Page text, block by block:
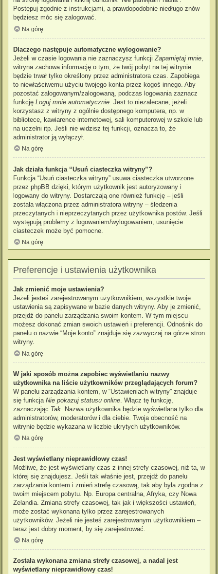
Postępuj zgodnie z instrukcjami, a prawdopodobnie niedługo znów
będziesz móc się zalogować.
Na górę
Dlaczego następuje automatyczne wylogowanie?
Jeżeli w czasie logowania nie zaznaczysz funkcji Zapamiętaj mnie
witryna zachowa informację o tym, że twój pobyt na tej witrynie
będzie trwał tylko określony przez administratora czas. Zapobiega
to niewłaściwemu użyciu twojego konta przez kogoś innego. Aby
pozostać zalogowanym/zalogowaną, podczas logowania zaznacz
funkcję Loguj mnie automatycznie . Jest to niezalecane, jeżeli
korzystasz z witryny z ogólnie dostępnego komputera, np. w
bibliotece, kawiarence internetowej, sali komputerowej w szkole lub
na uczelni itp. Jeśli nie widzisz tej funkcji, oznacza to, że
administrator ją wyłączył.
Na górę
Jak działa funkcja “Usuń ciasteczka witryny”?
Funkcja “Usuń ciasteczka witryny” usuwa ciasteczka utworzone
przez phpBB dzięki, którym użytkownik jest autoryzowany i
logowany do witryny. Dostarczają one również funkcję – jeśli
została włączona przez administratora witryny – śledzenia
przeczytanych i nieprzeczytanych przez użytkownika postów. Jeśli
występują problemy z logowaniem/wylogowaniem, usunięcie
ciasteczek może być pomocne.
Na górę
Preferencje i ustawienia użytkownika
Jak zmienić moje ustawienia?
Jeżeli jesteś zarejestrowanym użytkownikiem, wszystkie twoje
ustawienia są zapisywane w bazie danych witryny. Aby je zmienić,
przejdź do panelu zarządzania swoim kontem. W tym miejscu
możesz dokonać zmian swoich ustawień i preferencji. Odnośnik do
panelu o nazwie “Moje konto” znajduje się zazwyczaj na górze stron
witryny.
Na górę
W jaki sposób można zapobiec wyświetlaniu nazwy
użytkownika na liście użytkowników przeglądających forum?
W panelu zarządzania kontem, w “Ustawieniach witryny” znajduje
się funkcja Nie pokazuj statusu online . Włącz tę funkcję,
zaznaczając Tak . Nazwa użytkownika będzie wyświetlana tylko dla
administratorów, moderatorów i dla ciebie. Twoja obecność na
witrynie będzie wykazana w liczbie ukrytych użytkowników.
Na górę
Jest wyświetlany nieprawidłowy czas!
Możliwe, że jest wyświetlany czas z innej strefy czasowej, niż ta, w
której się znajdujesz. Jeśli tak właśnie jest, przejdź do panelu
zarządzania kontem i zmień strefę czasową, tak aby była zgodna z
twoim miejscem pobytu. Np. Europa centralna, Afryka, czy Nowa
Zelandia. Zmiana strefy czasowej, tak jak i większości ustawień,
może zostać wykonana tylko przez zarejestrowanych
użytkowników. Jeżeli nie jesteś zarejestrowanym użytkownikiem –
teraz jest dobry moment, by się zarejestrować.
Na górę
Została wykonana zmiana strefy czasowej, a nadal jest
wyświetlany nieprawidłowy czas!